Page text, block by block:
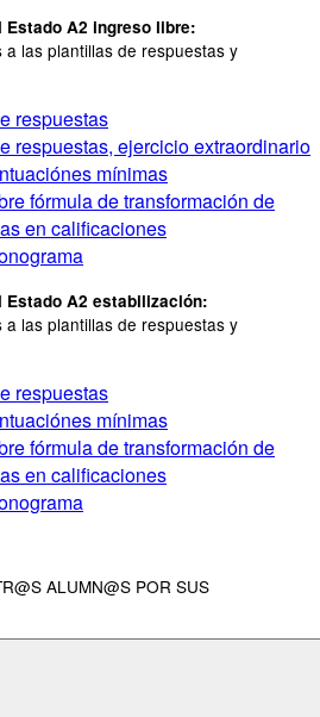
A2 ingreso libre:
las plantillas de respuestas y
respuestas
respuestas, ejercicio extraordinario
mínimas
fórmula de transformación de
en calificaciones
Estado A2 estabilización:
las plantillas de respuestas y
respuestas
mínimas
fórmula de transformación de
en calificaciones
ALUMN@S POR SUS